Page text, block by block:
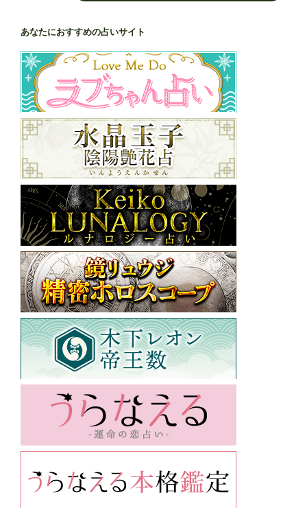
あなたにおすすめの占いサイト